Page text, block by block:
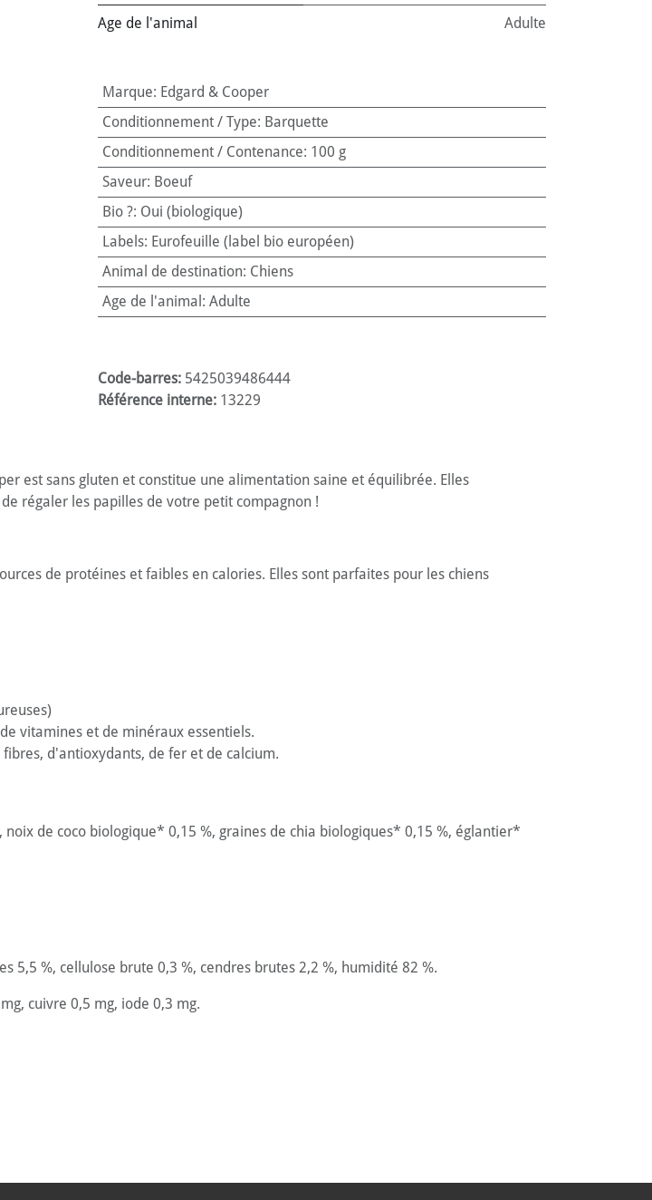
Age de l'animal Adulte
Marque: Edgard & Cooper
Conditionnement / Type: Barquette
Conditionnement / Contenance: 100 g
Saveur: Boeuf
Bio ?: Oui (biologique)
Labels: Eurofeuille (label bio européen)
Animal de destination: Chiens
Age de l'animal : Adulte
Code-barres: 5425039486444
Référence interne: 13229
est sans gluten et constitue une alimentation saine et équilibrée. Elles
régaler les papilles de votre petit compagnon !
de protéines et faibles en calories. Elles sont parfaites pour les chiens
vitamines et de minéraux essentiels.
d'antioxydants, de fer et de calcium.
de coco biologique* 0,15 %, graines de chia biologiques* 0,15 %, églantier*
5,5 %, cellulose brute 0,3 %, cendres brutes 2,2 %, humidité 82 %.
cuivre 0,5 mg, iode 0,3 mg.